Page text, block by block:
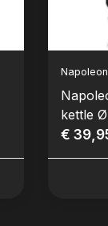
Napoleon
kettle
€